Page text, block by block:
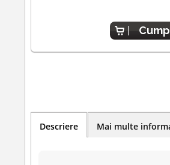
Descriere Mai multe